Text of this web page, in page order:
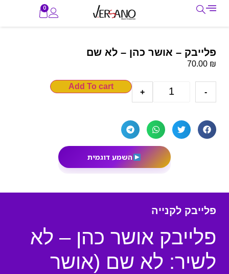
0
פלייבק – אושר כהן – לא שם
70.00 ₪
-
+
Add To cart
השמע דוגמית
פלייבק לקנייה
פלייבק אושר כהן – לא
לשיר: לא שם (אושר